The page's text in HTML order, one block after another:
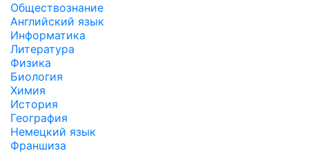
Обществознание
Английский язык
Информатика
Литература
Физика
Биология
Химия
История
География
Немецкий язык
Франшиза